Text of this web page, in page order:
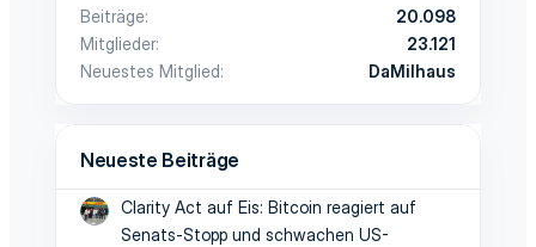
Beiträge
20.098
Mitglieder
23.121
Neuestes Mitglied
DaMilhaus
Neueste Beiträge
Clarity Act auf Eis: Bitcoin reagiert auf
Senats-Stopp und schwachen US-